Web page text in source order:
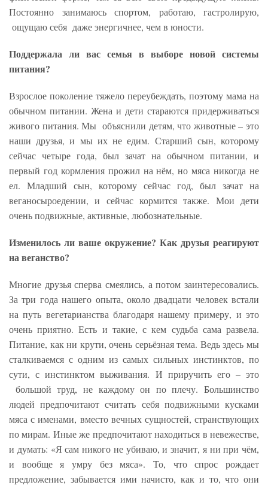
Постоянно занимаюсь спортом, работаю, гастролирую,
ощущаю себя даже энергичнее, чем в юности.
Поддержала ли вас семья в выборе новой системы
питания?
Взрослое поколение тяжело переубеждать, поэтому мама на
обычном питании. Жена и дети стараются придерживаться
живого питания. Мы объяснили детям, что животные – это
наши друзья, и мы их не едим. Старший сын, которому
сейчас четыре года, был зачат на обычном питании, и
первый год кормления прожил на нём, но мяса никогда не
ел. Младший сын, которому сейчас год, был зачат на
веганосыроедении, и сейчас кормится также. Мои дети
очень подвижные, активные, любознательные.
Изменилось ли ваше окружение? Как друзья реагируют
на веганство?
Многие друзья сперва смеялись, а потом заинтересовались.
За три года нашего опыта, около двадцати человек встали
на путь вегетарианства благодаря нашему примеру, и это
очень приятно. Есть и такие, с кем судьба сама развела.
Питание, как ни крути, очень серьёзная тема. Ведь здесь мы
сталкиваемся с одним из самых сильных инстинктов, по
сути, с инстинктом выживания. И приручить его – это
большой труд, не каждому он по плечу. Большинство
людей предпочитают считать себя подвижными кусками
мяса с именами, вместо вечных сущностей, странствующих
по мирам. Иные же предпочитают находиться в невежестве,
и думать: «Я сам никого не убиваю, и значит, я ни при чём,
и вообще я умру без мяса». То, что спрос рождает
предложение, забывается ими начисто, как и то, что они